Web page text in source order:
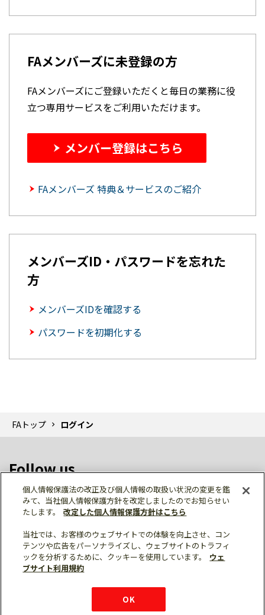
FAメンバーズに未登録の方
FAメンバーズにご登録いただくと毎日の業務に役
立つ専用サービスをご利用いただけます。
メンバー登録はこちら
FAメンバーズ 特典＆サービスのご紹介
メンバーズID・パスワードを忘れた
方
メンバーズIDを確認する
パスワードを初期化する
FAトップ ログイン
Follow us
個人情報保護 利用規約
ご利用にあたって
サイトマップ
三菱電機トップ
個人情報保護法の改正及び個人情報の取扱い状況の変更を鑑
みて、当社個人情報保護方針を改定しましたのでお知らせい
たします。
改定した個人情報保護方針はこちら
当社では、お客様のウェブサイトでの体験を向上させ、コン
テンツや広告をパーソナライズし、ウェブサイトのトラフィ
ックを分析するために、クッキーを使用しています。
ウェ
ブサイト利用規約
OK
チャットサービス